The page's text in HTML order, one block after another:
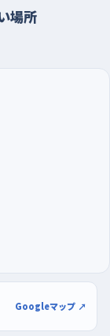
ぶため、駐車
足を移してお
時間帯を外す
てくる車が続
週の終わりの
。まわりに車が
係をゆっくり確
てきたらDCM古
場所
Googleマップ ↗